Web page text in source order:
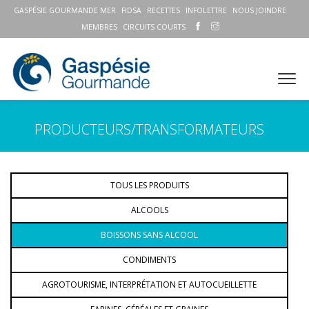
GASPÉSIE GOURMANDE MER FIDSA RECETTES INFOLETTRE
NOUS JOINDRE
MEMBRES
CIRCUITS COURTS
PRODUCTEURS/TRANSFORMATEURS
TOUS LES PRODUITS
ALCOOLS
BOISSONS SANS ALCOOL
CONDIMENTS
AGROTOURISME, INTERPRÉTATION ET AUTOCUEILLETTE